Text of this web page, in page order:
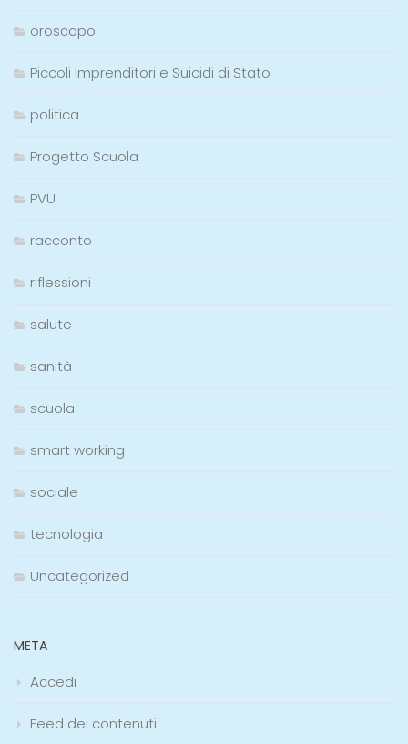
oroscopo
Piccoli Imprenditori e Suicidi di Stato
politica
Progetto Scuola
PVU
racconto
riflessioni
salute
sanità
scuola
smart working
sociale
tecnologia
Uncategorized
META
Accedi
Feed dei contenuti